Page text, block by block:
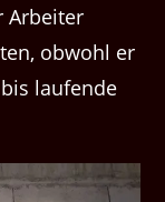
Arbeiter
obwohl er
laufende